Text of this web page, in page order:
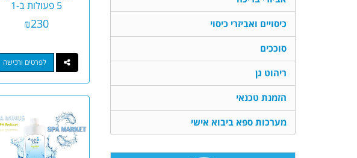
5 פעולות ב-1
מנקה, שוק ועוד)
₪230
לפרטים ורכישה
כיסויים ואביזרי כיסוי
סוככים
ריהוט גן
הזמנת טכנאי
מערכות ספא ביבוא אישי